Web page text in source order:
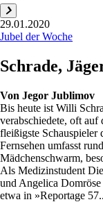
29.01.2020
Jubel der Woche
Schrade,
Von Jegor Jublimov
Bis heute ist Willi
verabschiedete, oft
fleißigste Schauspieler
Fernsehen umfasst
Mädchenschwarm,
Als Medizinstudent
und Angelica
etwa in »Reportage